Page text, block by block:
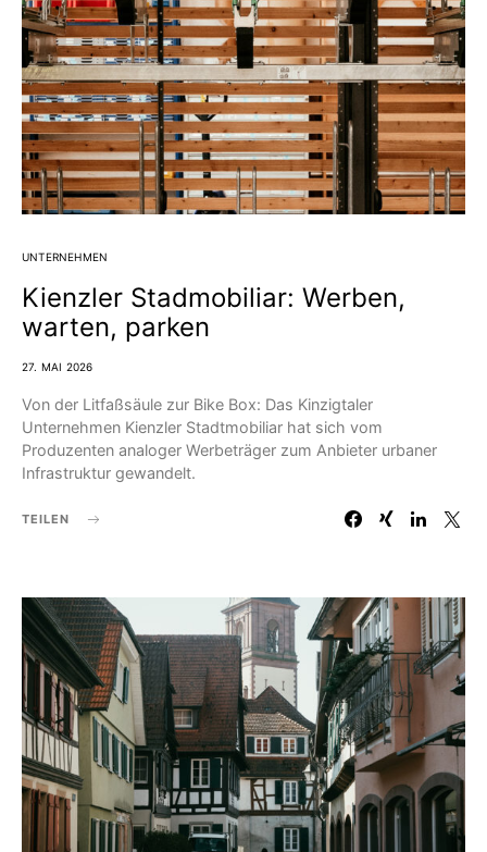
UNTERNEHMEN
Kienzler Stadmobiliar: Werben,
warten, parken
27. MAI 2026
Von der Litfaßsäule zur Bike Box: Das Kinzigtaler
Unternehmen Kienzler Stadtmobiliar hat sich vom
Produzenten analoger Werbeträger zum Anbieter urbaner
Infrastruktur gewandelt.
TEILEN